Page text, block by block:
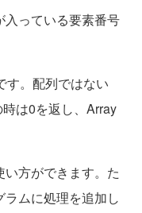
っている要素番号
す。配列ではない
は0を返し、Array
方ができます。た
ムに処理を追加し